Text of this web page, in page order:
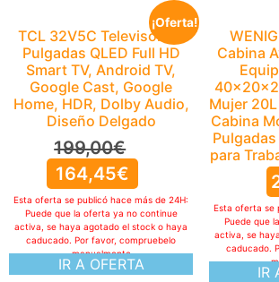
¡Oferta!
TCL 32V5C Televisor 32
Pulgadas QLED Full HD
Smart TV, Android TV,
Google Cast, Google
Home, HDR, Dolby Audio,
Diseño Delgado
199,00€
164,45€
IR A OFERTA
Esta oferta se publicó hace más de 24H:
Puede que la oferta ya no continue
activa, se haya agotado el stock o haya
caducado. Por favor, compruebelo
manualmente
Cabina
Mujer
Cabina
para
IR
Esta oferta se
Puede que
activa, se
caducado.